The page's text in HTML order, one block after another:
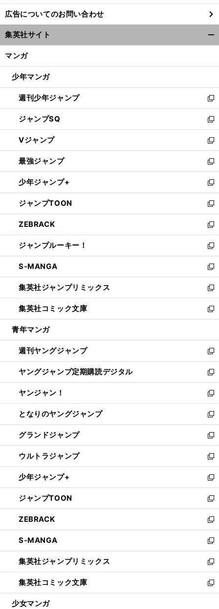
し
い
ウ
ィ
ン
ウ
開
く
広告についてのお問い合わせ
集英社サイト
マンガ
少年マンガ
週刊少年ジャンプ
新
し
い
ウ
ィ
ン
ド
ウ
で
開
く
ジャンプSQ
新
し
い
ウ
ィ
ン
ド
ウ
で
開
く
Vジャンプ
新
し
い
ウ
ィ
ン
ド
ウ
で
開
く
最強ジャンプ
新
し
い
ウ
ィ
ン
ド
ウ
で
開
く
少年ジャンプ+
新
し
い
ウ
ィ
ン
ド
ウ
で
開
く
ジャンプTOON
新
し
い
ウ
ィ
ン
ド
ウ
で
開
く
ZEBRACK
新
し
い
ウ
ィ
ン
ド
ウ
で
開
ジャンプルーキー！
新
し
い
ウ
ィ
ン
ド
ウ
開
く
S-MANGA
新
し
い
ウ
ィ
ン
ウ
で
開
く
集英社ジャンプリミックス
新
し
い
ウ
ン
ド
ウ
で
開
く
集英社コミック文庫
新
し
ウ
ィ
ン
ド
ウ
で
開
く
青年マンガ
週刊ヤングジャンプ
新
し
い
ウ
ィ
ン
ド
ウ
で
開
く
ヤングジャンプ定期購読デジタル
新
し
い
ウ
ィ
ン
ド
ウ
で
開
く
ヤンジャン！
新
し
い
ウ
ィ
ン
ド
ウ
で
開
く
となりのヤングジャンプ
新
し
い
ウ
ィ
ン
ド
ウ
で
開
く
グランドジャンプ
新
し
い
ウ
ィ
ン
ド
ウ
で
開
く
ウルトラジャンプ
新
し
い
ウ
ィ
ン
ド
ウ
で
開
く
少年ジャンプ+
新
し
い
ウ
ィ
ン
ド
ウ
で
開
く
ジャンプTOON
新
し
い
ウ
ィ
ン
ド
ウ
で
開
ZEBRACK
新
し
い
ウ
ィ
ン
ド
ウ
S-MANGA
新
し
い
ウ
ィ
ン
集英社ジャンプリミックス
新
し
い
ウ
集英社コミック文庫
新
し
少女マンガ